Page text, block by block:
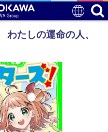
たしの運命の人、